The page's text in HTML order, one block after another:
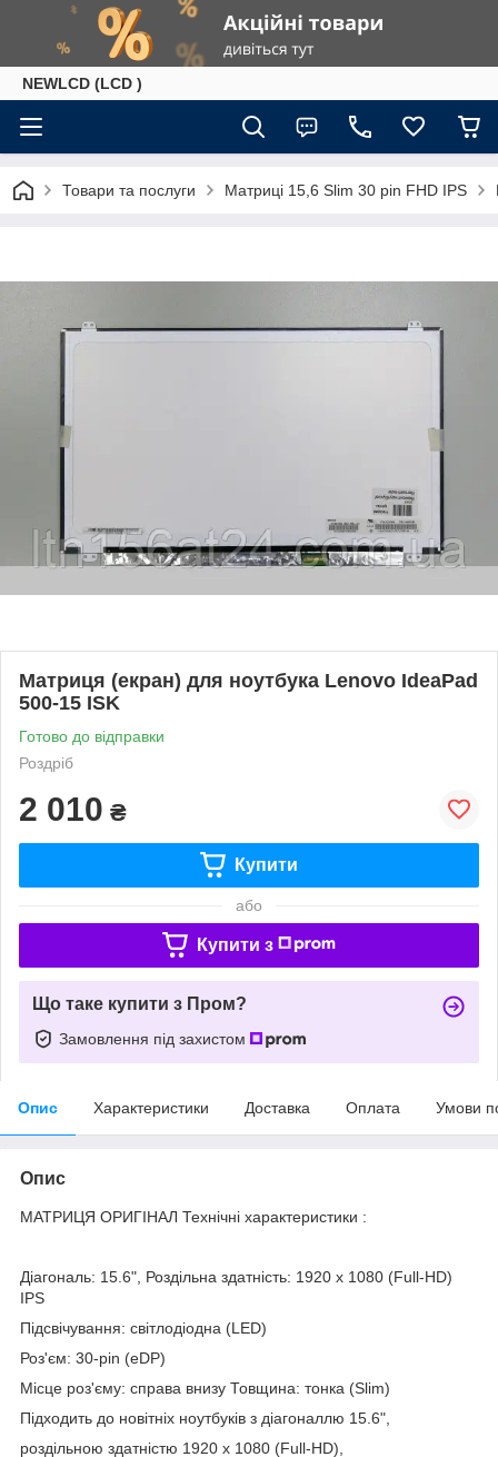
NEWLCD (LCD )
Товари та послуги Матриці 15,6 Slim 30 pin FHD IPS
Матриця (екран) для ноутбука Lenovo IdeaPad
500-15 ISK
Готово до відправки
Роздріб
2 010 ₴
Купити
або
Купити з
Що таке купити з Пром?
Замовлення під захистом
Опис Характеристики Доставка Оплата Умови
Опис
МАТРИЦЯ ОРИГІНАЛ Технічні характеристики :
Діагональ: 15.6", Роздільна здатність: 1920 x 1080 (Full-HD)
IPS
Підсвічування: світлодіодна (LED)
Роз'єм: 30-pin (eDP)
Місце роз'єму: справа внизу Товщина: тонка (Slim)
Підходить до новітніх ноутбуків з діагоналлю 15.6",
роздільною здатністю 1920 x 1080 (Full-HD),